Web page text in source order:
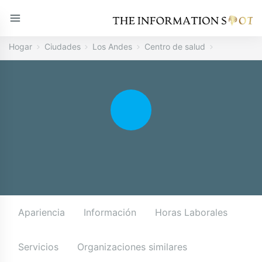
Hogar Ciudades Los Andes Centro de salud
Apariencia Información Horas Laborales
Servicios Organizaciones similares